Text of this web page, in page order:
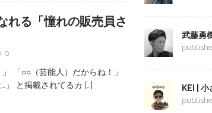
れる「憧れの販売員さ
0
「○○（芸能人）だからね！」
」 と掲載されてるカ […]
武藤勇
KEI |